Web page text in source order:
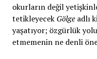
okurların değil
tetikleyecek Gölgeadlı
yaşatıyor; özgürlük
etmemenin ne denli